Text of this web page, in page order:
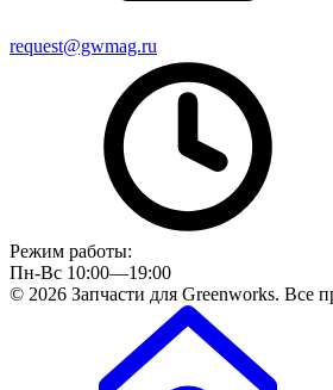
request@gwmag.ru
Режим работы:
Пн-Вс 10:00—19:00
© 2026 Запчасти для Greenworks. Все